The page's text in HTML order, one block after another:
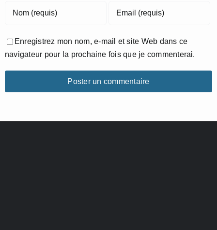
Enregistrez mon nom, e-mail et site Web dans ce
navigateur pour la prochaine fois que je commenterai.